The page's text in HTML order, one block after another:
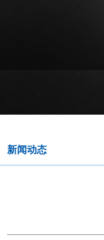
新闻动态